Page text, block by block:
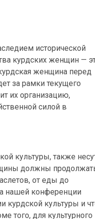
исторической
курдских женщин —
женщина перед
за рамки текущего
их организацию,
силой в
культуры, также
должны
от еды до
нашей конференции
культуры и
того, для культурного